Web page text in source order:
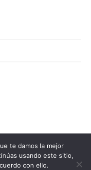
Todos los derechos
te damos la mejor
usando este sitio,
con ello.